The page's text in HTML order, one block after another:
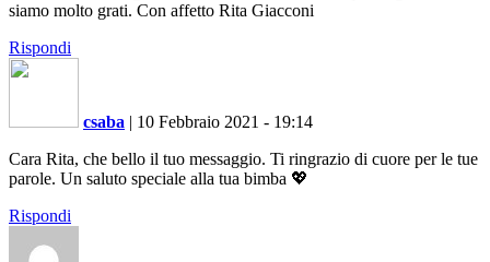
siamo molto grati. Con affetto Rita Giacconi
Rispondi
csaba | 10 Febbraio 2021 - 19:14
Cara Rita, che bello il tuo messaggio. Ti ringrazio di cuore per le tue
parole. Un saluto speciale alla tua bimba 💖
Rispondi